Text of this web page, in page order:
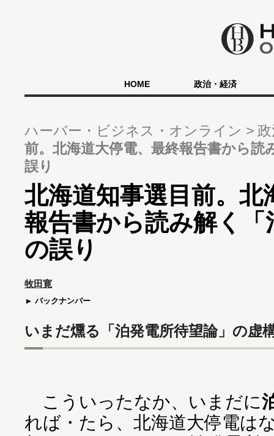
HOME 政治・経済
ハーバー・ビジネス・オンライン
前。北海道大停電、最終報告書から読
誤り
北海道知事選目前。北
報告書から読み解く「
の誤り
牧田寛
バックナンバー
いまだ燻る「泊発電所待望論」の虚
こういったなか、いまだに
れば・たら、北海道大停電は